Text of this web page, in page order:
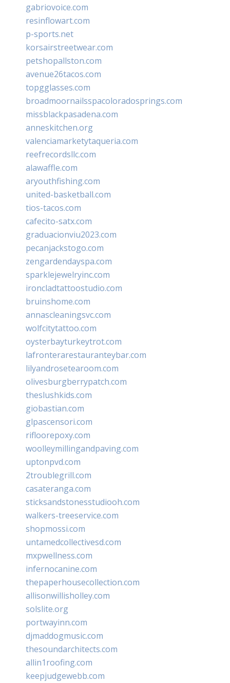
gabriovoice.com
resinflowart.com
p-sports.net
korsairstreetwear.com
petshopallston.com
avenue26tacos.com
topgglasses.com
broadmoornailsspacoloradosprings.com
missblackpasadena.com
anneskitchen.org
valenciamarketytaqueria.com
reefrecordsllc.com
alawaffle.com
aryouthfishing.com
united-basketball.com
tios-tacos.com
cafecito-satx.com
graduacionviu2023.com
pecanjackstogo.com
zengardendayspa.com
sparklejewelryinc.com
ironcladtattoostudio.com
bruinshome.com
annascleaningsvc.com
wolfcitytattoo.com
oysterbayturkeytrot.com
lafronterarestauranteybar.com
lilyandrosetearoom.com
olivesburgberrypatch.com
theslushkids.com
giobastian.com
glpascensori.com
rifloorepoxy.com
woolleymillingandpaving.com
uptonpvd.com
2troublegrill.com
casateranga.com
sticksandstonesstudiooh.com
walkers-treeservice.com
shopmossi.com
untamedcollectivesd.com
mxpwellness.com
infernocanine.com
thepaperhousecollection.com
allisonwillisholley.com
solslite.org
portwayinn.com
djmaddogmusic.com
thesoundarchitects.com
allin1roofing.com
keepjudgewebb.com